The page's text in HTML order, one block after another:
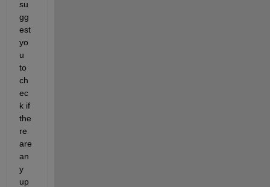
su
gg
est
yo
u
to
ch
ec
k if
the
re
are
an
y
up